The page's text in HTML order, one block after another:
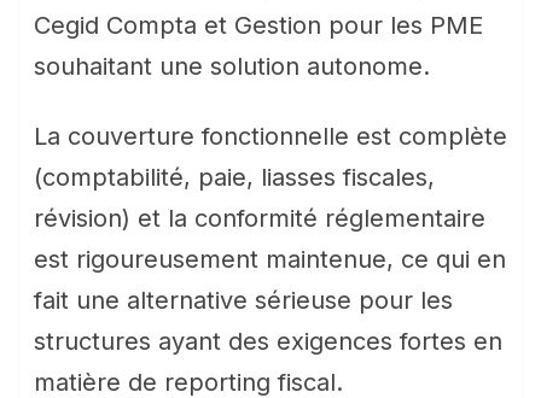
Cegid Compta et Gestion pour les PME
souhaitant une solution autonome.
La couverture fonctionnelle est complète
(comptabilité, paie, liasses fiscales,
révision) et la conformité réglementaire
est rigoureusement maintenue, ce qui en
fait une alternative sérieuse pour les
structures ayant des exigences fortes en
matière de reporting fiscal.